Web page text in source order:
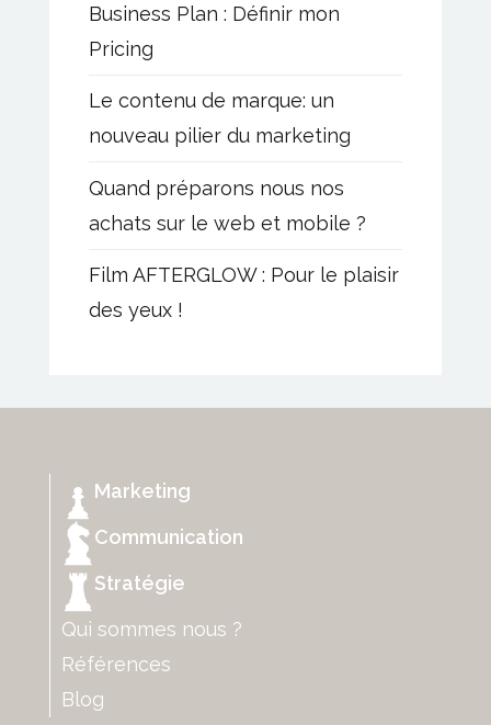
Business Plan : Définir mon
Pricing
Le contenu de marque: un
nouveau pilier du marketing
Quand préparons nous nos
achats sur le web et mobile ?
Film AFTERGLOW : Pour le plaisir
des yeux !
Marketing
Communication
Stratégie
Qui sommes nous ?
Références
Blog